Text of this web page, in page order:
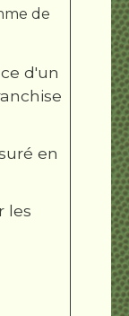
de
d'un
en
les